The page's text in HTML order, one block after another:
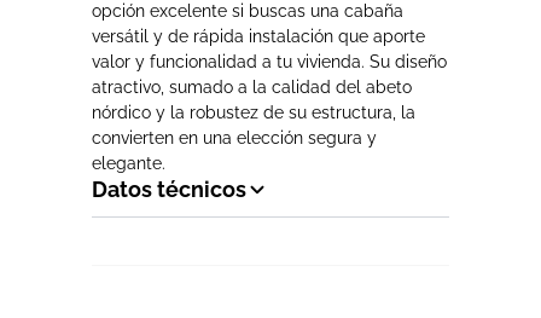
opción excelente si buscas una cabaña
versátil y de rápida instalación que aporte
valor y funcionalidad a tu vivienda. Su diseño
atractivo, sumado a la calidad del abeto
nórdico y la robustez de su estructura, la
convierten en una elección segura y
elegante.
Datos técnicos